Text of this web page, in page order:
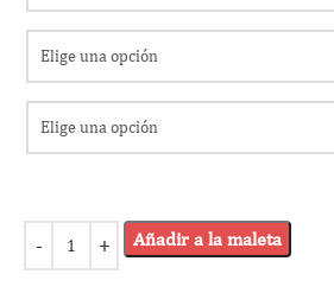
Añadir a la maleta